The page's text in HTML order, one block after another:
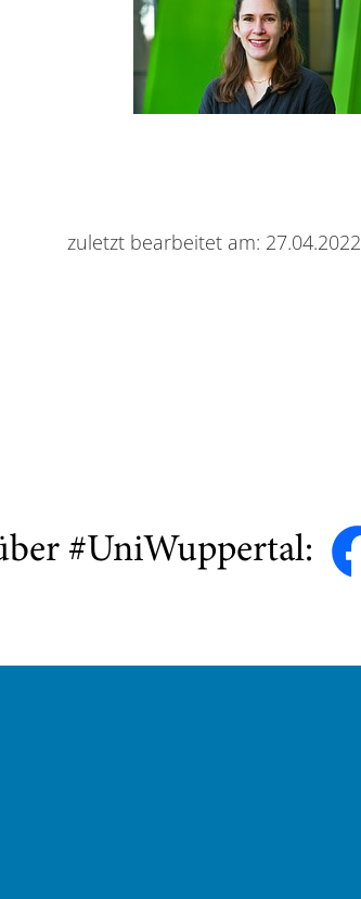
zuletzt bearbeitet am: 27.04.2022
#UniWuppertal: